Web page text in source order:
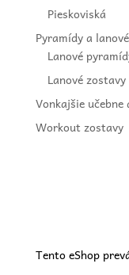
Pieskoviská
Pyramídy a
Lanové
Lanové zostavy
Vonkajšie
Workout zostavy
Tento eShop